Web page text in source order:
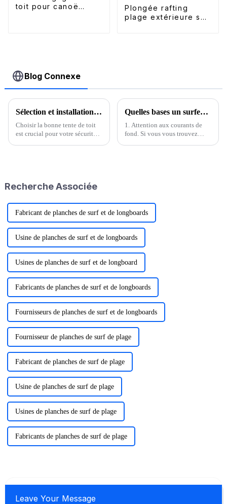
toit pour canoë
Plongée rafting
plage extérieure ski
Blog Connexe
Sélection et installation de tentes de toit, solutions d'entretien
Choisir la bonne tente de toit
est crucial pour votre sécurité
sur les aspects ludiques de
Quelles bases un surfeur débutant doit-il connaître ?
1. Attention aux courants de
fond. Si vous vous trouvez
Recherche Associée
Fabricant de planches de surf et de longboards
Usine de planches de surf et de longboards
Usines de planches de surf et de longboard
Fabricants de planches de surf et de longboards
Fournisseurs de planches de surf et de longboards
Fournisseur de planches de surf de plage
Fabricant de planches de surf de plage
Usine de planches de surf de plage
Usines de planches de surf de plage
Fabricants de planches de surf de plage
Leave Your Message